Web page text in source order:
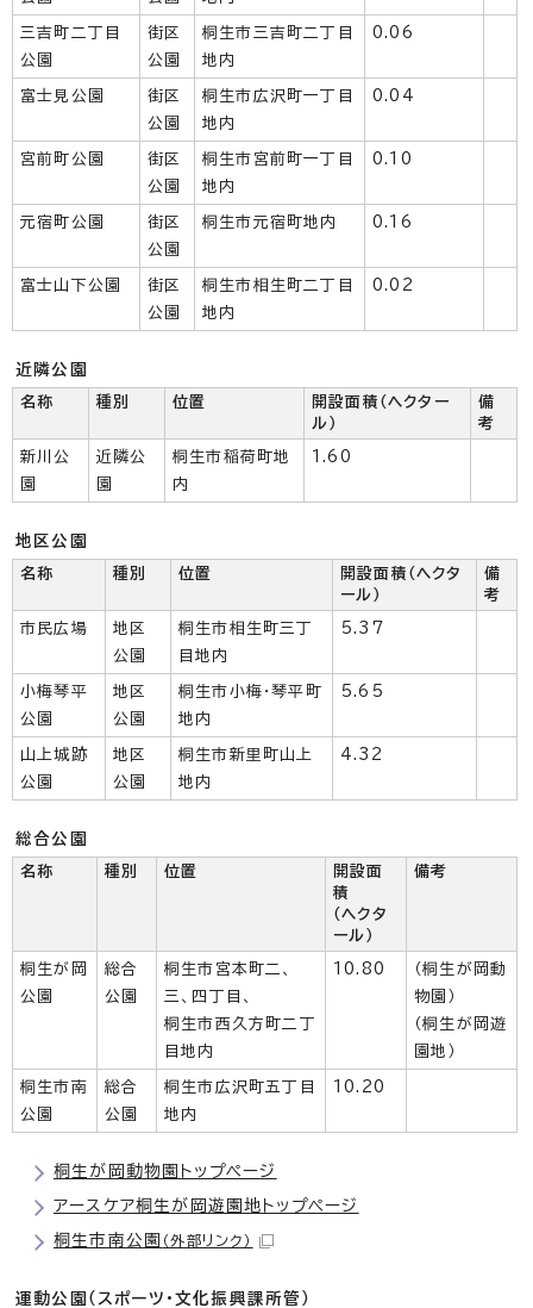
三吉町二丁目
公園
街区
公園
桐生市三吉町二丁目
地内
0.06
富士見公園
街区
公園
桐生市広沢町一丁目
地内
0.04
宮前町公園
街区
公園
桐生市宮前町一丁目
地内
0.10
元宿町公園
街区
公園
桐生市元宿町地内 0.16
富士山下公園
街区
公園
桐生市相生町二丁目
地内
0.02
近隣公園
名称 種別 位置
開設面積（ヘクター
ル）
備
考
新川公
園
近隣公
園
桐生市稲荷町地
内
1.60
地区公園
名称 種別 位置
開設面積（ヘクタ
ール）
備
考
市民広場
地区
公園
桐生市相生町三丁
目地内
5.37
小梅琴平
公園
地区
公園
桐生市小梅・琴平町
地内
5.65
山上城跡
公園
地区
公園
桐生市新里町山上
地内
4.32
総合公園
名称 種別 位置
開設面
積
（ヘクタ
ール）
備考
桐生が岡
公園
総合
公園
桐生市宮本町二、
三、四丁目、
桐生市西久方町二丁
目地内
10.80
（桐生が岡動
物園）
（桐生が岡遊
園地）
桐生市南
公園
総合
公園
桐生市広沢町五丁目
地内
10.20
桐生が岡動物園トップページ
アースケア桐生が岡遊園地トップページ
桐生市南公園 （外部リンク）
運動公園（スポーツ・文化振興課所管）